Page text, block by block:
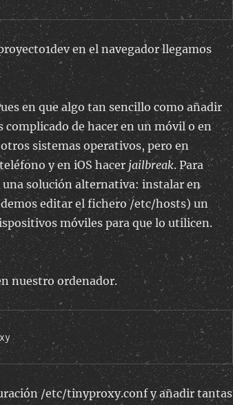
en el navegador llegamos
en que algo tan sencillo como añadir
de hacer en un móvil o en
sistemas operativos, pero en
y en iOS hacerjailbreak. Para
solución alternativa: instalar en
editar el fichero /etc/hosts) un
móviles para que lo utilicen.
nuestro ordenador.
/etc/tinyproxy.conf y añadir tantas